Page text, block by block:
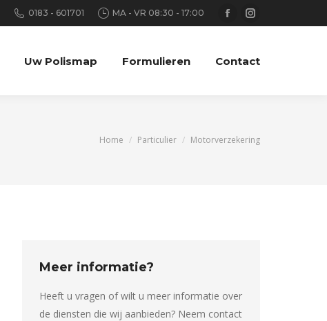
0183 - 601701 MA - VR 08:30 - 17:00
Facebook
opens
Instagram
opens
Uw Polismap Formulieren Contact
Je bent hier:
Home Particulier Motorverzekering
Meer informatie?
Heeft u vragen of wilt u meer informatie over
de diensten die wij aanbieden? Neem contact